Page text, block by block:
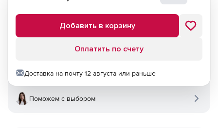
Добавить в корзину
Оплатить по счету
Доставка на почту 12 августа или раньше
Поможем с выбором